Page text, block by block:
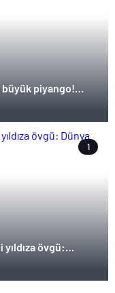
büyük piyango!
1
övgü: